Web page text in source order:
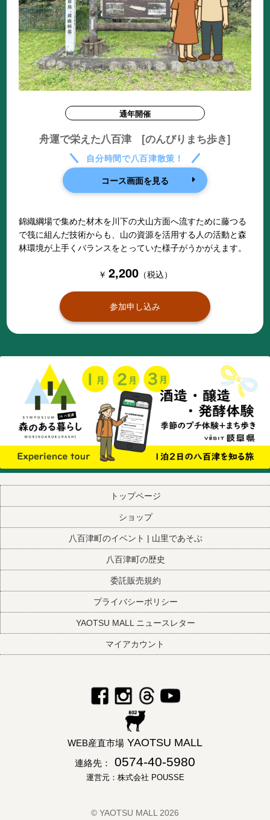
通年開催
舟運で栄えた八百津 [のんびりまち歩き]
自分時間で八百津散策！
コース画面を見る
錦織綱場で集めた材木を川下の犬山方面へ流すために藤つる
で筏に組んだ技術からも、山の資源を活用する人の活動と森
林環境が上手くバランスをとっていた様子がうかがえます。
￥ 2,200（税込）
参加申し込み
トップページ
ショップ
八百津町のイベント | 山里であそぶ
八百津町の歴史
委託販売規約
プライバシーポリシー
YAOTSU MALL ニュースレター
マイアカウント
WEB産直市場 YAOTSU MALL
連絡先： 0574-40-5980
運営元：株式会社 POUSSE
© YAOTSU MALL 2026